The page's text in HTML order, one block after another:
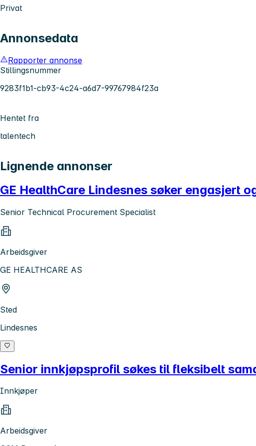
Privat
Annonsedata
Rapporter annonse
Stillingsnummer
9283f1b1-cb93-4c24-a6d7-99767984f23a
Hentet fra
talentech
Lignende annonser
GE HealthCare Lindesnes søker engasjert
Senior Technical Procurement Specialist
Arbeidsgiver
GE HEALTHCARE AS
Sted
Lindesnes
Senior innkjøpsprofil søkes til fleksibelt
Innkjøper
Arbeidsgiver